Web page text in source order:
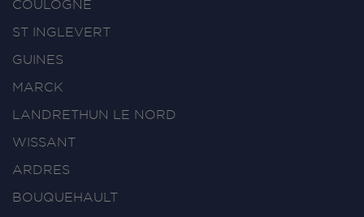
COULOGNE
ST INGLEVERT
GUINES
MARCK
LANDRETHUN LE NORD
WISSANT
ARDRES
BOUQUEHAULT